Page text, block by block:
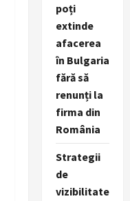
poți
extinde
afacerea
în Bulgaria
fără să
renunți la
firma din
România
Strategii
de
vizibilitate